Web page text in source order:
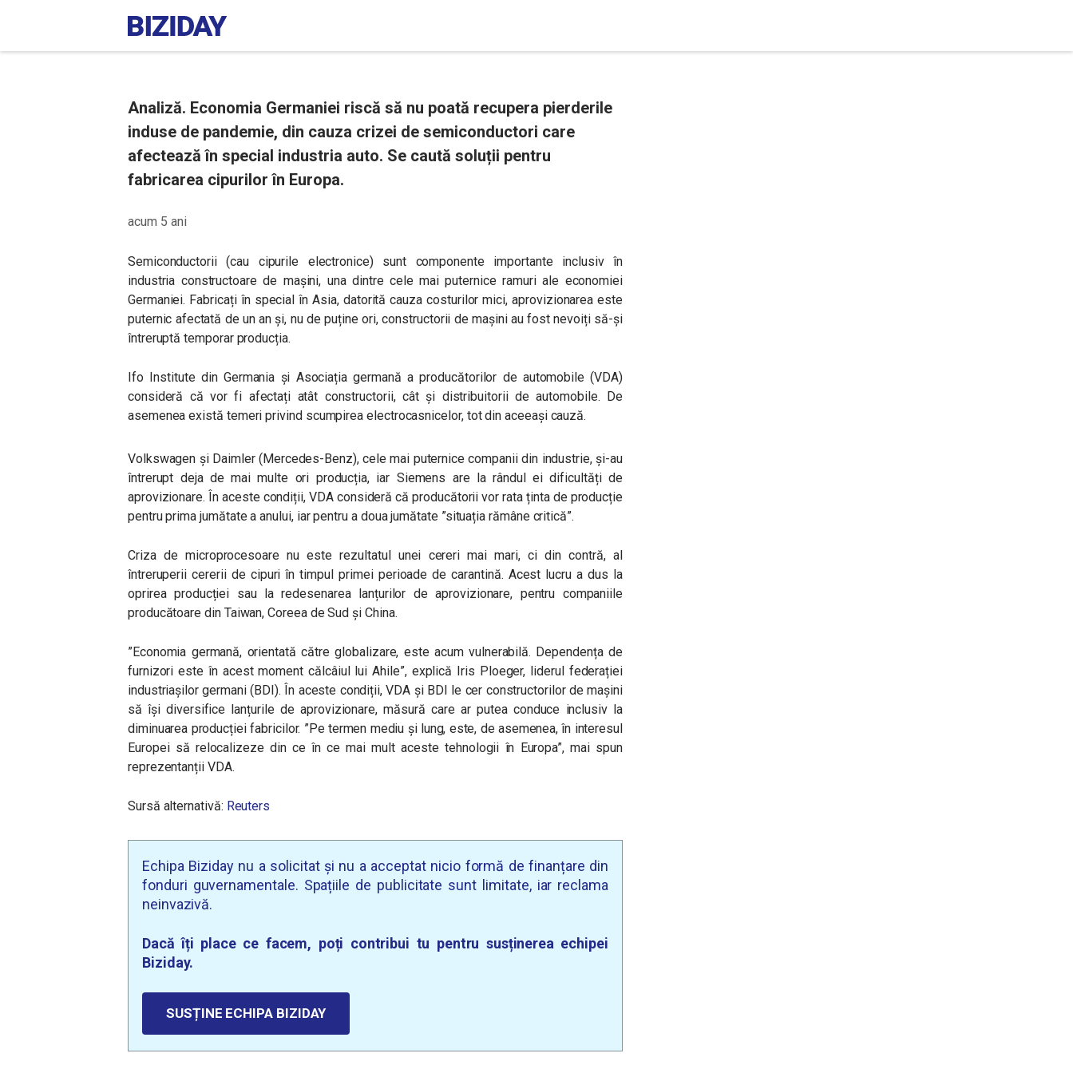
Analiză. Economia Germaniei riscă să nu poată recupera pierderile
induse de pandemie, din cauza crizei de semiconductori care
afectează în special industria auto. Se caută soluții pentru
fabricarea cipurilor în Europa.
acum 5 ani
Semiconductorii (cau cipurile electronice) sunt componente importante inclusiv în
industria constructoare de mașini, una dintre cele mai puternice ramuri ale economiei
Germaniei. Fabricați în special în Asia, datorită cauza costurilor mici, aprovizionarea este
puternic afectată de un an și, nu de puține ori, constructorii de mașini au fost nevoiți să-și
întreruptă temporar producția.
Ifo Institute din Germania și Asociația germană a producătorilor de automobile (VDA)
consideră că vor fi afectați atât constructorii, cât și distribuitorii de automobile. De
asemenea există temeri privind scumpirea electrocasnicelor, tot din aceeași cauză.
Volkswagen și Daimler (Mercedes-Benz), cele mai puternice companii din industrie, și-au
întrerupt deja de mai multe ori producția, iar Siemens are la rândul ei dificultăți de
aprovizionare. În aceste condiții, VDA consideră că producătorii vor rata ținta de producție
pentru prima jumătate a anului, iar pentru a doua jumătate ”situația rămâne critică”.
Criza de microprocesoare nu este rezultatul unei cereri mai mari, ci din contră, al
întreruperii cererii de cipuri în timpul primei perioade de carantină. Acest lucru a dus la
oprirea producției sau la redesenarea lanțurilor de aprovizionare, pentru companiile
producătoare din Taiwan, Coreea de Sud și China.
”Economia germană, orientată către globalizare, este acum vulnerabilă. Dependența de
furnizori este în acest moment călcâiul lui Ahile”, explică Iris Ploeger, liderul federației
industriașilor germani (BDI). În aceste condiții, VDA și BDI le cer constructorilor de mașini
să își diversifice lanțurile de aprovizionare, măsură care ar putea conduce inclusiv la
diminuarea producției fabricilor. ”Pe termen mediu și lung, este, de asemenea, în interesul
Europei să relocalizeze din ce în ce mai mult aceste tehnologii în Europa”, mai spun
reprezentanții VDA.
Sursă alternativă: Reuters
Echipa Biziday nu a solicitat și nu a acceptat nicio formă de finanțare din
fonduri guvernamentale. Spațiile de publicitate sunt limitate, iar reclama
neinvazivă.
Dacă îți place ce facem, poți contribui tu pentru susținerea echipei
Biziday.
SUSȚINE ECHIPA BIZIDAY